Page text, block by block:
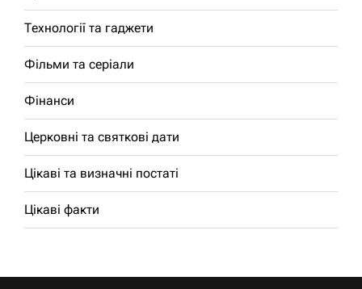
Технології та гаджети
Фільми та серіали
Фінанси
Церковні та святкові дати
Цікаві та визначні постаті
Цікаві факти